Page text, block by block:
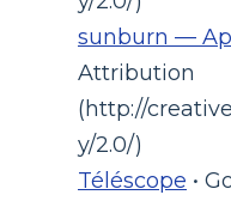
sunburn —
Attribution
(http://
y/2.0/)
Téléscope •